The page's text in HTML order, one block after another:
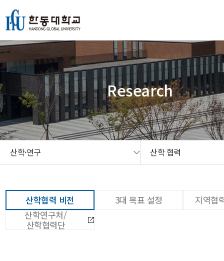
Research
산학·연구 산학 협력
산학협력 비전 3대 목표 설정
지역협
산학연구처/
산학협력단